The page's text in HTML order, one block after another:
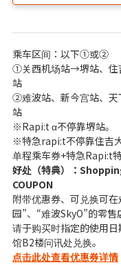
乘车区间：以下①或②
①关西机场站→堺站、住
站
②难波站、新今宫站、
站
※Rapi:t α不停靠堺站。
※特急rapi:t不停靠住吉
单程乘车券+特急Rapi:t
好处（特典）：
COUPON
附带优惠券、可兑换可
园”、“难波SkyO”的零售
请于购买时指定的使用
馆B2楼问讯处兑换。
点击此处查看优惠券详情